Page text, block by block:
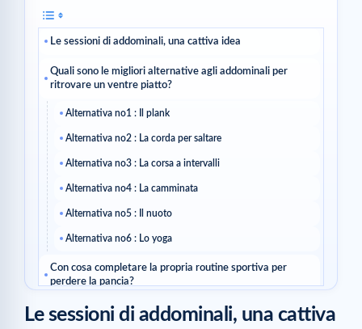
Le sessioni di addominali, una cattiva idea
Quali sono le migliori alternative agli addominali per
ritrovare un ventre piatto?
Alternativa no1 : Il plank
Alternativa no2 : La corda per saltare
Alternativa no3 : La corsa a intervalli
Alternativa no4 : La camminata
Alternativa no5 : Il nuoto
Alternativa no6 : Lo yoga
Con cosa completare la propria routine sportiva per
perdere la pancia?
1- Si mangia correttamente
Le sessioni di addominali, una cattiva